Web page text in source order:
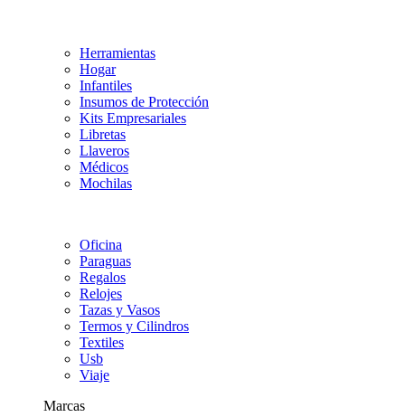
Herramientas
Hogar
Infantiles
Insumos de Protección
Kits Empresariales
Libretas
Llaveros
Médicos
Mochilas
Oficina
Paraguas
Regalos
Relojes
Tazas y Vasos
Termos y Cilindros
Textiles
Usb
Viaje
Marcas